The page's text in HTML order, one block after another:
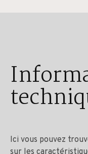
Ici vous pouvez
sur les